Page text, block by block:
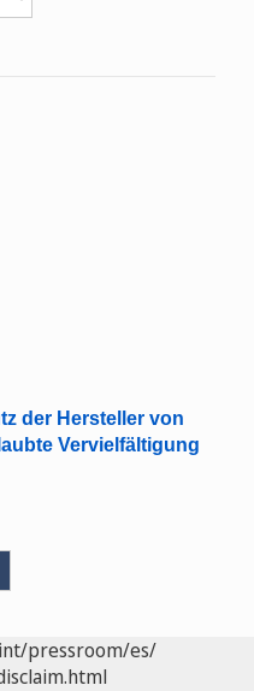
der Hersteller von
Vervielfältigung
pressroom/es/